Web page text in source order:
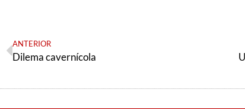
ANTERIOR
Dilema cavernícola